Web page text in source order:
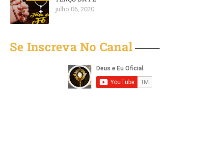
julho 06, 2020
Se Inscreva No Canal